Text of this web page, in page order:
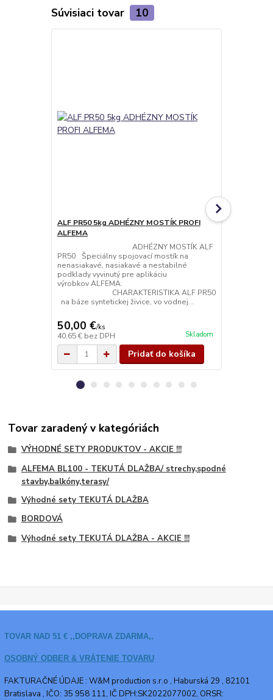
Súvisiaci tovar 10
ALF PR50 5kg ADHÉZNY MOSTÍK PROFI
ALFEMA
ADHÉZNY MOSTÍK ALF
PR50 Špeciálny spojovací mostík na
nenasiakavé, nasiakavé a nestabilné
podklady vyvinutý pre aplikáciu
výrobkov ALFEMA.
CHARAKTERISTIKA ALF PR50
na báze syntetickej živice, vo vodnej...
50,00 €/ks
40,65 € bez DPH Skladom
Pridať do košíka
Tovar zaradený v kategóriách
VÝHODNÉ SETY PRODUKTOV - AKCIE !!!
ALFEMA BL100 - TEKUTÁ DLAŽBA/ strechy,spodné
stavby,balkóny,terasy/
Výhodné sety TEKUTÁ DLAŽBA
BORDOVÁ
Výhodné sety TEKUTÁ DLAŽBA - AKCIE !!!
TOVAR NAD 51 € ,,DOPRAVA ZDARMA,,
OSOBNÝ ODBER & VRÁTENIE TOVARU
FAKTURAČNÉ ÚDAJE : W&M production s.r.o , Haburská 29 , 82101
Bratislava , IČO: 35 958 111, IČ DPH:SK2022077002, ORSR: